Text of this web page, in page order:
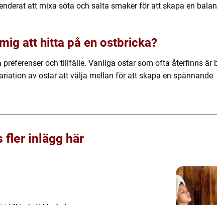
att mixa söta och salta smaker för att skapa en
att hitta på en ostbricka?
och tillfälle. Vanliga ostar som ofta återfinns är
av ostar att välja mellan för att skapa en spännande
fler inlägg här